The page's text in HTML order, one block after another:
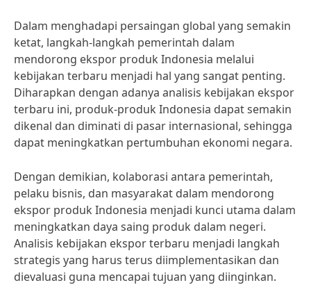
Dalam menghadapi persaingan global yang semakin
ketat, langkah-langkah pemerintah dalam
mendorong ekspor produk Indonesia melalui
kebijakan terbaru menjadi hal yang sangat penting.
Diharapkan dengan adanya analisis kebijakan ekspor
terbaru ini, produk-produk Indonesia dapat semakin
dikenal dan diminati di pasar internasional, sehingga
dapat meningkatkan pertumbuhan ekonomi negara.
Dengan demikian, kolaborasi antara pemerintah,
pelaku bisnis, dan masyarakat dalam mendorong
ekspor produk Indonesia menjadi kunci utama dalam
meningkatkan daya saing produk dalam negeri.
Analisis kebijakan ekspor terbaru menjadi langkah
strategis yang harus terus diimplementasikan dan
dievaluasi guna mencapai tujuan yang diinginkan.